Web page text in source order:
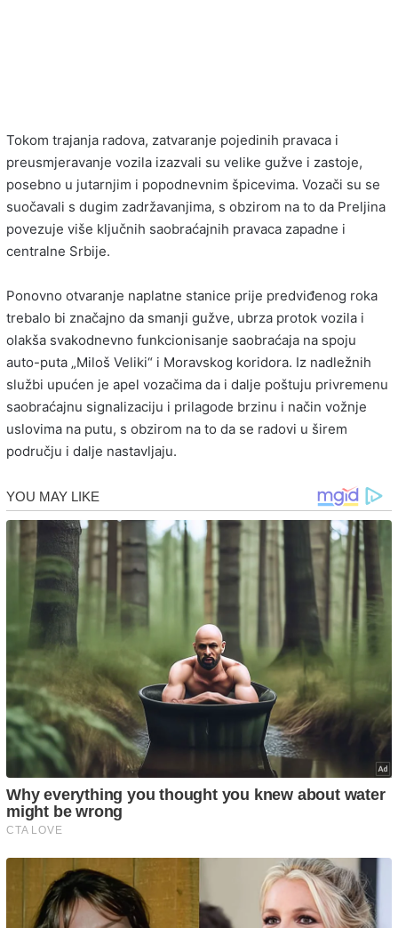
Tokom trajanja radova, zatvaranje pojedinih pravaca i
preusmjeravanje vozila izazvali su velike gužve i zastoje,
posebno u jutarnjim i popodnevnim špicevima. Vozači su se
suočavali s dugim zadržavanjima, s obzirom na to da Preljina
povezuje više ključnih saobraćajnih pravaca zapadne i
centralne Srbije.
Ponovno otvaranje naplatne stanice prije predviđenog roka
trebalo bi značajno da smanji gužve, ubrza protok vozila i
olakša svakodnevno funkcionisanje saobraćaja na spoju
auto-puta „Miloš Veliki“ i Moravskog koridora. Iz nadležnih
službi upućen je apel vozačima da i dalje poštuju privremenu
saobraćajnu signalizaciju i prilagode brzinu i način vožnje
uslovima na putu, s obzirom na to da se radovi u širem
području i dalje nastavljaju.